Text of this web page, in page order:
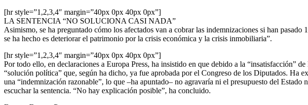
[hr style=”1,2,3,4″ margin=”40px 0px 40px 0px”]
LA SENTENCIA “NO SOLUCIONA CASI NADA”
Asimismo, se ha preguntado cómo los afectados van a cobrar las indemnizaciones si han
se ha hecho es deteriorar el patrimonio por la crisis económica y la crisis inmobiliaria”.
[hr style=”1,2,3,4″ margin=”40px 0px 40px 0px”]
Por todo ello, en declaraciones a Europa Press, ha insistido en que debido a la “insatisfacción”
“solución política” que, según ha dicho, ya fue aprobada por el Congreso de los Diputados. Ha
una “indemnización razonable”, lo que –ha apuntado– no agravaría ni el presupuesto del
escuchar la sentencia. “No hay explicación posible”, ha concluido.